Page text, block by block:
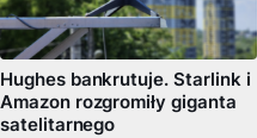
Hughes bankrutuje. Starlink i
Amazon rozgromiły giganta
satelitarnego